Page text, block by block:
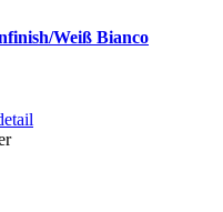
Weiß Bianco